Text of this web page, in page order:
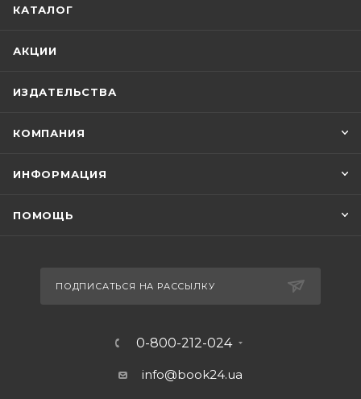
КАТАЛОГ
АКЦИИ
ИЗДАТЕЛЬСТВА
КОМПАНИЯ
ИНФОРМАЦИЯ
ПОМОЩЬ
ПОДПИСАТЬСЯ НА РАССЫЛКУ
0-800-212-024
info@book24.ua